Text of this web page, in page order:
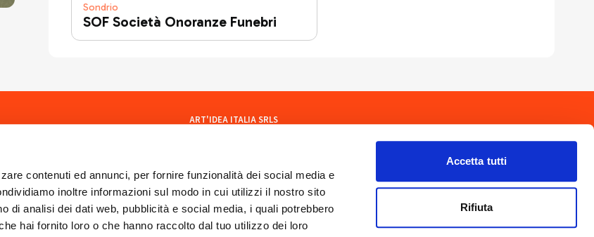
contenuti ed annunci, per fornire funzionalità dei social media e
inoltre informazioni sul modo in cui utilizzi il nostro sito
di analisi dei dati web, pubblicità e social media, i quali potrebbero
hai fornito loro o che hanno raccolto dal tuo utilizzo dei loro
Accetta tutti
Rifiuta
Sondrio
SOF Società Onoranze Funebri
ART'IDEA ITALIA SRLS
artideaitaliasrls@legalmail.it